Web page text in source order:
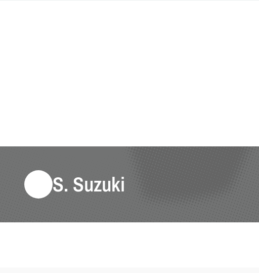
S. Suzuki